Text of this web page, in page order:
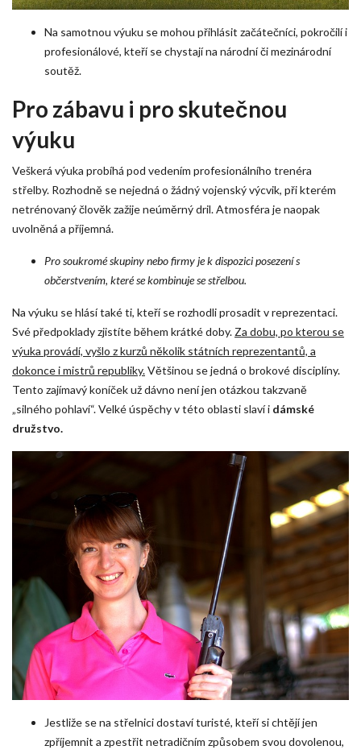
Na samotnou výuku se mohou přihlásit začátečníci, pokročilí i
profesionálové, kteří se chystají na národní či mezinárodní
soutěž.
Pro zábavu i pro skutečnou
výuku
Veškerá výuka probíhá pod vedením profesionálního trenéra
střelby. Rozhodně se nejedná o žádný vojenský výcvik, při kterém
netrénovaný člověk zažije neúměrný dril. Atmosféra je naopak
uvolněná a příjemná.
Pro soukromé skupiny nebo firmy je k dispozici posezení s
občerstvením, které se kombinuje se střelbou.
Na výuku se hlásí také ti, kteří se rozhodli prosadit v reprezentaci.
Své předpoklady zjistíte během krátké doby. Za dobu, po kterou se
výuka provádí, vyšlo z kurzů několik státních reprezentantů, a
dokonce i mistrů republiky.Většinou se jedná o brokové disciplíny.
Tento zajímavý koníček už dávno není jen otázkou takzvaně
„silného pohlaví“. Velké úspěchy v této oblasti slaví i dámské
družstvo.
Jestliže se na střelnici dostaví turisté, kteří si chtějí jen
zpříjemnit a zpestřit netradičním způsobem svou dovolenou,